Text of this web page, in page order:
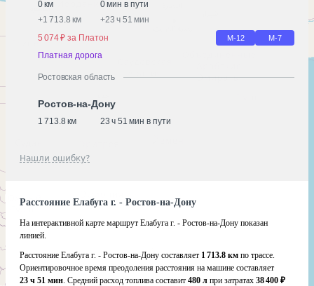
0 км
0 мин в пути
+1 713.8 км +23 ч 51 мин
5 074 ₽ за Платон
М-12 М-7
Платная дорога
Ростовская область
Ростов-на-Дону
1 713.8 км 23 ч 51 мин в пути
Нашли ошибку?
Расстояние Елабуга г. - Ростов-на-Дону
На интерактивной карте маршрут Елабуга г. - Ростов-на-Дону показан
линией.
Расстояние Елабуга г. - Ростов-на-Дону составляет 1 713.8 км по трассе.
Ориентировочное время преодоления расстояния на машине составляет
23 ч 51 мин. Средний расход топлива составит 480 л при затратах 38 400 ₽